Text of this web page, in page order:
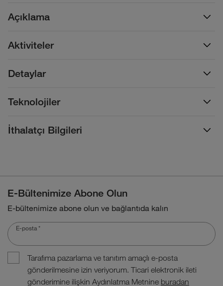
Açıklama
Detaylar
Aktiviteler
Teknolojiler
İthalatçı Bilgileri
E-Bültenimize Abone Olun
E-bültenimize abone olun ve bağlantıda kalın
E-posta *
Tarafıma pazarlama ve tanıtım amaçlı e-posta
gönderilmesine izin veriyorum. Ticari elektronik ileti
gönderimine ilişkin Aydınlatma Metnine buradan